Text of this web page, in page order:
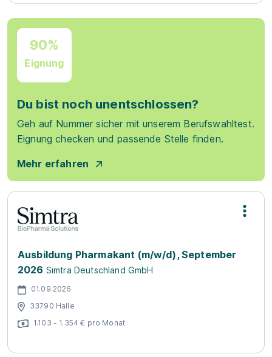
90%
Eignung
Du bist noch unentschlossen?
Geh auf Nummer sicher mit unserem Berufswahltest.
Eignung checken und passende Stelle finden.
Mehr erfahren
Ausbildung Pharmakant (m/w/d), September
2026 Simtra Deutschland GmbH
01.09.2026
33790 Halle
1.103 - 1.354 € pro Monat